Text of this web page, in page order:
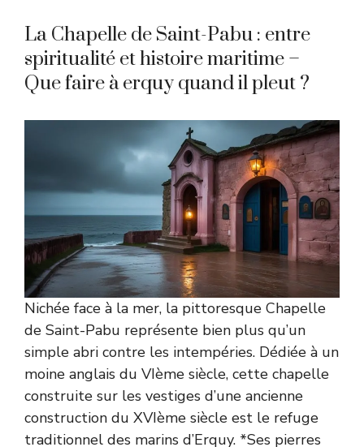
La Chapelle de Saint-Pabu : entre
spiritualité et histoire maritime –
Que faire à erquy quand il pleut ?
Nichée face à la mer, la pittoresque Chapelle
de Saint-Pabu représente bien plus qu’un
simple abri contre les intempéries. Dédiée à un
moine anglais du VIème siècle, cette chapelle
construite sur les vestiges d’une ancienne
construction du XVIème siècle est le refuge
traditionnel des marins d’Erquy. *Ses pierres